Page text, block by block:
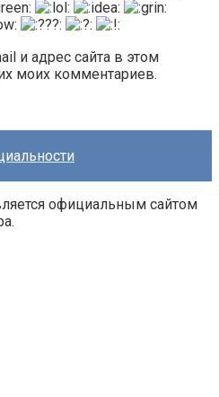
и адрес сайта в этом
моих комментариев.
официальным сайтом